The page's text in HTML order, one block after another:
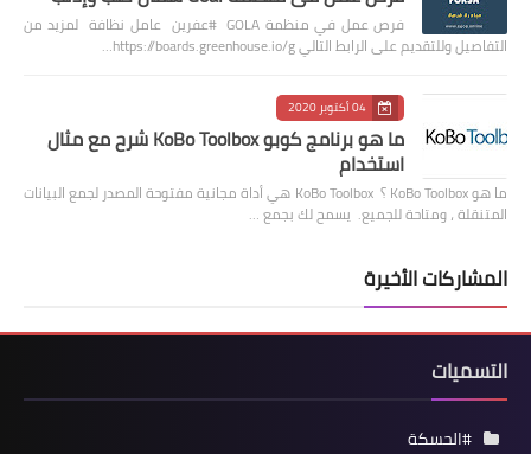
فرص عمل في منظمة GOLA #عفرين عامل نظافة لمزيد من
التفاصيل وللتقديم على الرابط التالي https://boards.greenhouse.io/g…
04 أكتوبر 2020
ما هو برنامج كوبو KoBo Toolbox شرح مع مثال
استخدام
ما هو KoBo Toolbox ؟ KoBo Toolbox هي أداة مجانية مفتوحة المصدر لجمع البيانات
المتنقلة ، ومتاحة للجميع. يسمح لك بجمع …
المشاركات الأخيرة
التسميات
#الحسكة